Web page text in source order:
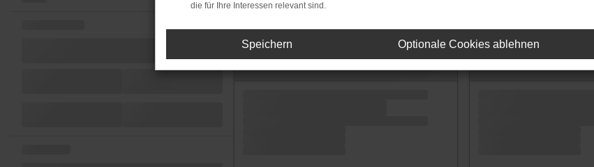
die für Ihre Interessen relevant sind.
Speichern Optionale Cookies ablehnen